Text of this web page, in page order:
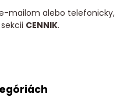
mailom alebo telefonicky,
CENNIK.